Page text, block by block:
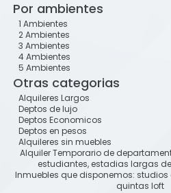
Por ambientes
1 Ambientes
2 Ambientes
3 Ambientes
4 Ambientes
5 Ambientes
Otras categorias
Alquileres Largos
Deptos de lujo
Deptos Economicos
Deptos en pesos
Alquileres sin muebles
Alquiler Temporario de
estudiantes, estadias largas de
Inmuebles que disponemos:
quintas loft